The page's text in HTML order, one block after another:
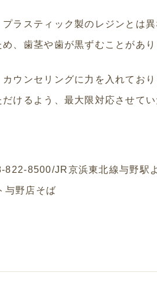
ラスティック製のレジンとは
、歯茎や歯が黒ずむことがあり
ウンセリングに力を入れてお
けるよう、最大限対応させてい
822-8500/JR京浜東北線与野駅
与野店そば